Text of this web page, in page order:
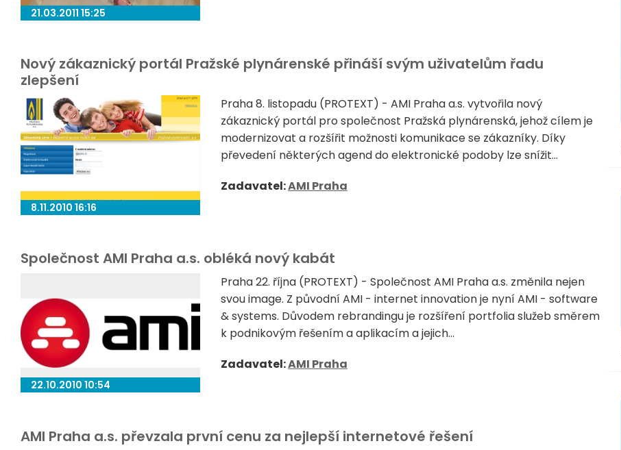
21.03.2011 15:25
Nový zákaznický portál Pražské plynárenské přináší svým uživatelům řadu
zlepšení
8.11.2010 16:16
Praha 8. listopadu (PROTEXT) - AMI Praha a.s. vytvořila nový
zákaznický portál pro společnost Pražská plynárenská, jehož cílem je
modernizovat a rozšířit možnosti komunikace se zákazníky. Díky
převedení některých agend do elektronické podoby lze snížit...
Zadavatel:AMI Praha
Společnost AMI Praha a.s. obléká nový kabát
22.10.2010 10:54
Praha 22. října (PROTEXT) - Společnost AMI Praha a.s. změnila nejen
svou image. Z původní AMI - internet innovation je nyní AMI - software
& systems. Důvodem rebrandingu je rozšíření portfolia služeb směrem
k podnikovým řešením a aplikacím a jejich...
Zadavatel:AMI Praha
AMI Praha a.s. převzala první cenu za nejlepší internetové řešení